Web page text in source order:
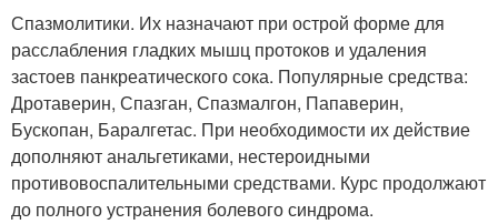
Спазмолитики. Их назначают при острой форме для
расслабления гладких мышц протоков и удаления
застоев панкреатического сока. Популярные средства:
Дротаверин, Спазган, Спазмалгон, Папаверин,
Бускопан, Баралгетас. При необходимости их действие
дополняют анальгетиками, нестероидными
противовоспалительными средствами. Курс продолжают
до полного устранения болевого синдрома.